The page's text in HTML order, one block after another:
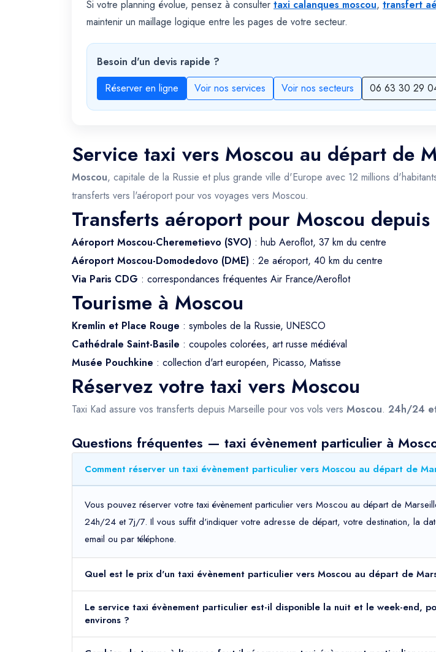
Si votre planning évolue, pensez à consulter taxi calanques moscou, transfert
maintenir un maillage logique entre les pages de votre secteur.
Besoin d'un devis rapide ?
Réserver en ligne
Voir nos services Voir nos secteurs 06 63 30 29
Service taxi vers Moscou au départ de
Moscou, capitale de la Russie et plus grande ville d'Europe avec 12 millions
transferts vers l'aéroport pour vos voyages vers Moscou.
Transferts aéroport pour Moscou
Aéroport Moscou-Cheremetievo (SVO) : hub Aeroflot, 37 km du centre
Aéroport Moscou-Domodedovo (DME) : 2e aéroport, 40 km du centre
Via Paris CDG : correspondances fréquentes Air France/Aeroflot
Tourisme à Moscou
Kremlin et Place Rouge : symboles de la Russie, UNESCO
Cathédrale Saint-Basile : coupoles colorées, art russe médiéval
Musée Pouchkine : collection d'art européen, Picasso, Matisse
Réservez votre taxi vers Moscou
Taxi Kad assure vos transferts depuis Marseille pour vos vols vers Moscou. 24h/24
Questions fréquentes — taxi évènement particulier à
Comment réserver un taxi évènement particulier vers Moscou au départ de
Vous pouvez réserver votre taxi évènement particulier vers Moscou au départ de
24h/24 et 7j/7. Il vous suffit d'indiquer votre adresse de départ, votre destination, la
email ou par téléphone.
Quel est le prix d'un taxi évènement particulier vers Moscou au départ de
Le service taxi évènement particulier est-il disponible la nuit et le week-end,
environs ?